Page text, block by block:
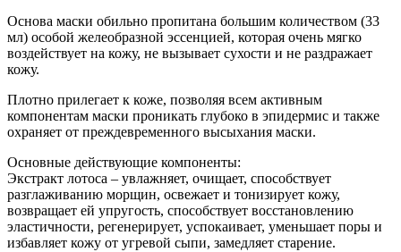
Основа маски обильно пропитана большим количеством (33
мл) особой желеобразной эссенцией, которая очень мягко
воздействует на кожу, не вызывает сухости и не раздражает
кожу.
Плотно прилегает к коже, позволяя всем активным
компонентам маски проникать глубоко в эпидермис и также
охраняет от преждевременного высыхания маски.
Основные действующие компоненты:
Экстракт лотоса – увлажняет, очищает, способствует
разглаживанию морщин, освежает и тонизирует кожу,
возвращает ей упругость, способствует восстановлению
эластичности, регенерирует, успокаивает, уменьшает поры и
избавляет кожу от угревой сыпи, замедляет старение.